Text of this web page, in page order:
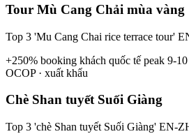
Tour Mù Cang Chải mùa vàng
Top 3 'Mu Cang Chai rice terrace tour'
+250% booking khách quốc tế peak 9-10
OCOP · xuất khẩu
Chè Shan tuyết Suối Giàng
Top 3 'chè Shan tuyết Suối Giàng' EN-